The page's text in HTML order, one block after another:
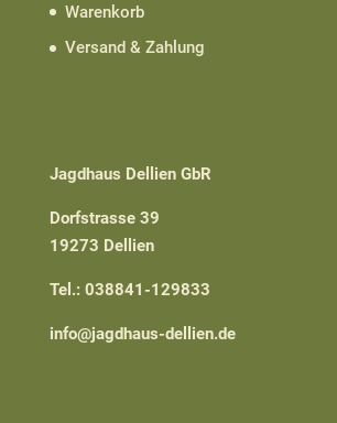
Warenkorb
Versand & Zahlung
Jagdhaus Dellien GbR
Dorfstrasse 39
19273 Dellien
Tel.: 038841-129833
info@jagdhaus-dellien.de